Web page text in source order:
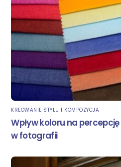
KREOWANIE STYLU I KOMPOZYCJA
Wpływ koloru na
w fotografii